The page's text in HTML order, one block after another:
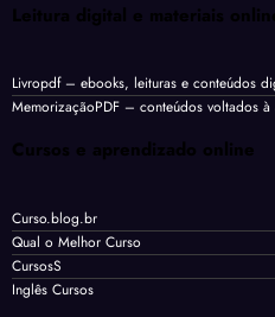
Leitura digital e materiais
Livropdf– ebooks, leituras e conteúdos
MemorizaçãoPDF – conteúdos voltados à
Cursos e aprendizado online
Curso.blog.br
Qual o Melhor Curso
CursosS
Inglês Cursos